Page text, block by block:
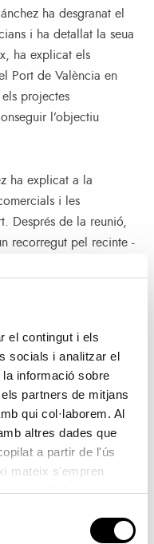
el contingut i els
socials i analitzar el
informació sobre
partners de mitjans
qui col·laborem. Al
altres dades que
a partir de l'ús
mateix s'empren
per al
ha desgranat el
i ha detallat la seua
ha explicat els
Port de València en
projectes
l’objectiu
ha explicat a la
i les
Després de la reunió,
recorregut pel recinte -
durant el passat
Varna el primer en el
seguit de Burgas
Valenciaport i la
a 113.973 tones de
a la importació, el
Els principals
són materials de